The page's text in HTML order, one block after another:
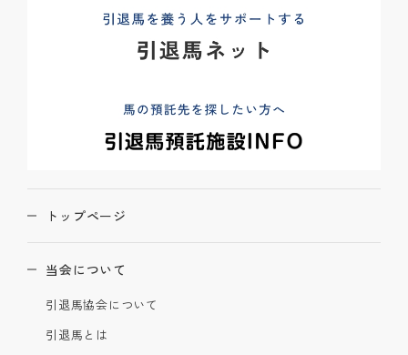
トップページ
当会について
引退馬協会について
引退馬とは